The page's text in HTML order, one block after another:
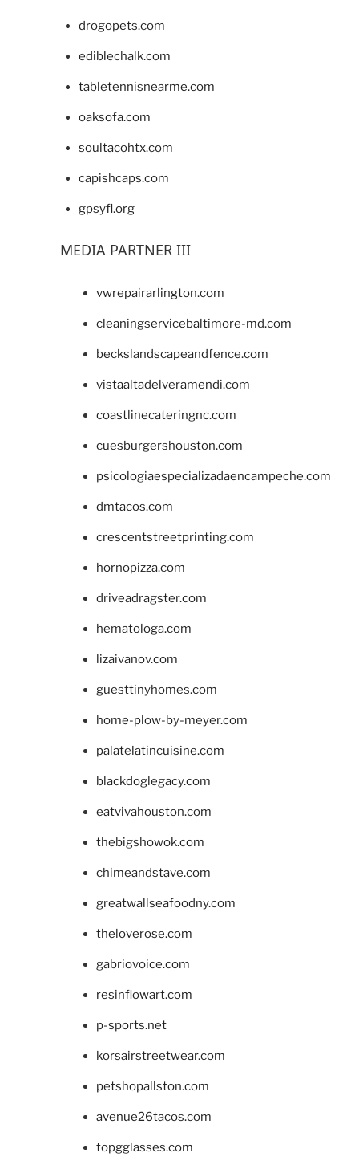
drogopets.com
ediblechalk.com
tabletennisnearme.com
oaksofa.com
soultacohtx.com
capishcaps.com
gpsyfl.org
MEDIA PARTNER III
vwrepairarlington.com
cleaningservicebaltimore-md.com
beckslandscapeandfence.com
vistaaltadelveramendi.com
coastlinecateringnc.com
cuesburgershouston.com
psicologiaespecializadaencampeche.com
dmtacos.com
crescentstreetprinting.com
hornopizza.com
driveadragster.com
hematologa.com
lizaivanov.com
guesttinyhomes.com
home-plow-by-meyer.com
palatelatincuisine.com
blackdoglegacy.com
eatvivahouston.com
thebigshowok.com
chimeandstave.com
greatwallseafoodny.com
theloverose.com
gabriovoice.com
resinflowart.com
p-sports.net
korsairstreetwear.com
petshopallston.com
avenue26tacos.com
topgglasses.com